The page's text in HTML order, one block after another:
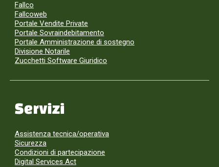
Fallco
Fallcoweb
Portale Vendite Private
Portale Sovraindebitamento
Portale Amministrazione di sostegno
Divisione Notarile
Zucchetti Software Giuridico
Servizi
Assistenza tecnica/operativa
Sicurezza
Condizioni di partecipazione
Digital Services Act